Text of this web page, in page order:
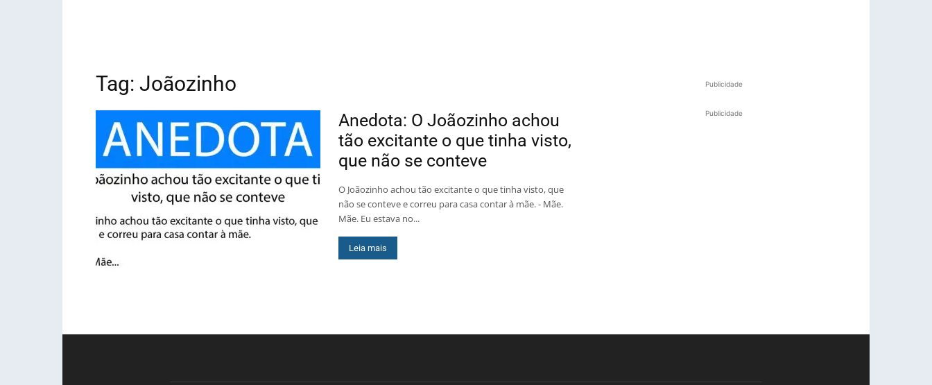
Tag: Joãozinho
Anedota: O Joãozinho achou
tão excitante o que tinha visto,
que não se conteve
O Joãozinho achou tão excitante o que tinha visto, que
não se conteve e correu para casa contar à mãe. - Mãe.
Mãe. Eu estava no...
Leia mais
Publicidade
Publicidade